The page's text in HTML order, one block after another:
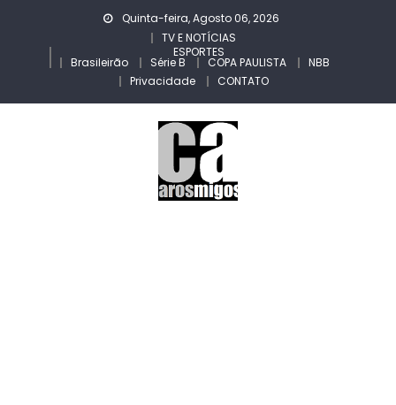
Quinta-feira, Agosto 06, 2026
TV E NOTÍCIAS
ESPORTES
Brasileirão Série B COPA PAULISTA
NBB
Privacidade
CONTATO